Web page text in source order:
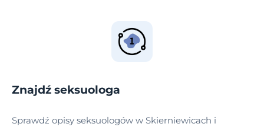
Znajdź seksuologa
Sprawdź opisy seksuologów w Skierniewicach i